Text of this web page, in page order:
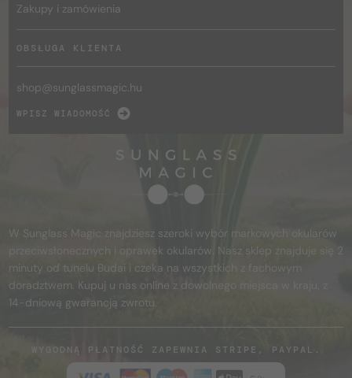
Zakupy i zamówienia
OBSŁUGA KLIENTA
shop@sunglassmagic.hu
WPISZ WIADOMOŚĆ
W Sunglass Magic znajdziesz szeroki wybór markowych okularów
przeciwsłonecznych i oprawek okularów. Nasz sklep znajduje się 2
minuty od tunelu Budai i czeka na wszystkich z fachowym
doradztwem. Kupuj u nas online z dowolnego miejsca w kraju, z
14-dniową gwarancją zwrotu.
WYGODNĄ PŁATNOŚĆ ZAPEWNIA STRIPE, PAYPAL.